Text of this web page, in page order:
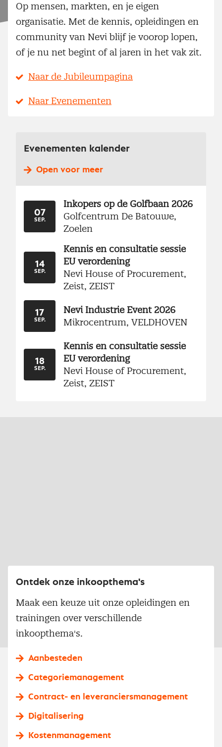
Op mensen, markten, en je eigen
organisatie. Met de kennis, opleidingen en
community van Nevi blijf je voorop lopen,
of je nu net begint of al jaren in het vak zit.
Naar de Jubileumpagina
Naar Evenementen
Evenementen kalender
Open voor meer
07
SEP.
Inkopers op de Golfbaan 2026
Golfcentrum De Batouwe,
Zoelen
14
SEP.
Kennis en consultatie sessie
EU verordening
Nevi House of Procurement,
Zeist, ZEIST
17
SEP.
Nevi Industrie Event 2026
Mikrocentrum, VELDHOVEN
18
SEP.
Kennis en consultatie sessie
EU verordening
Nevi House of Procurement,
Zeist, ZEIST
Ontdek onze inkoopthema's
Maak een keuze uit onze opleidingen en
trainingen over verschillende
inkoopthema's.
Aanbesteden
Categoriemanagement
Contract- en leveranciersmanagement
Digitalisering
Kostenmanagement